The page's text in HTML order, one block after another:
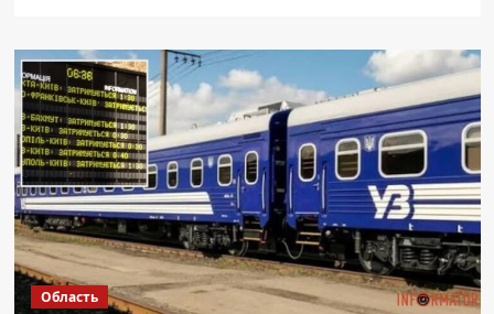
Область